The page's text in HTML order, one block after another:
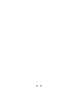
. .